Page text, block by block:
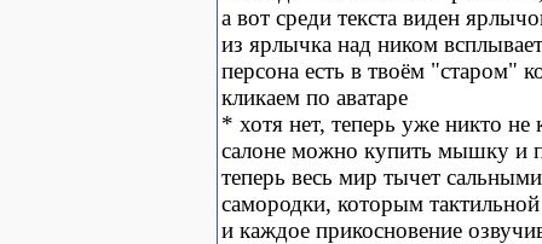
а вот среди текста виден
из ярлычка над ником
персона есть в твоём "старом"
кликаем по аватаре
* хотя нет, теперь уже никто не
салоне можно купить мышку и
теперь весь мир тычет
самородки, которым
и каждое прикосновение